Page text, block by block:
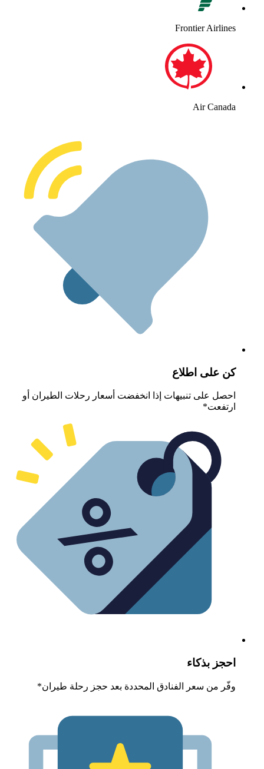
Frontier
Air
على اطلاع
على تنبيهات إذا انخفضت أسعار رحلات الطيران أو
بذكاء
من سعر الفنادق المحددة بعد حجز رحلة طيران*